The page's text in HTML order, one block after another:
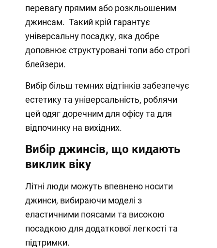
перевагу прямим або розкльошеним
джинсам. Такий крій гарантує
універсальну посадку, яка добре
доповнює структуровані топи або строгі
блейзери.
Вибір більш темних відтінків забезпечує
естетику та універсальність, роблячи
цей одяг доречним для офісу та для
відпочинку на вихідних.
Вибір джинсів, що кидають
виклик віку
Літні люди можуть впевнено носити
джинси, вибираючи моделі з
еластичними поясами та високою
посадкою для додаткової легкості та
підтримки.